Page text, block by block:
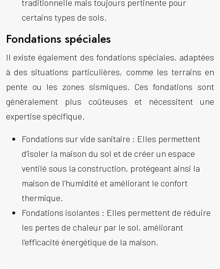
traditionnelle mais toujours pertinente pour
certains types de sols.
Fondations spéciales
Il existe également des fondations spéciales, adaptées
à des situations particulières, comme les terrains en
pente ou les zones sismiques. Ces fondations sont
généralement plus coûteuses et nécessitent une
expertise spécifique.
Fondations sur vide sanitaire : Elles permettent
d’isoler la maison du sol et de créer un espace
ventilé sous la construction, protégeant ainsi la
maison de l’humidité et améliorant le confort
thermique.
Fondations isolantes : Elles permettent de réduire
les pertes de chaleur par le sol, améliorant
l’efficacité énergétique de la maison.